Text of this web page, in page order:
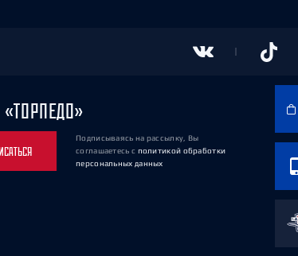
Подписываясь на рассылку, Вы
соглашаетесь с политикой обработки
персональных данных